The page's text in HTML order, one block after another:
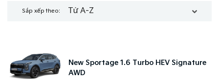
Sắp xếp theo: Từ A-Z
New Sportage 1.6 Turbo HEV Signature
AWD